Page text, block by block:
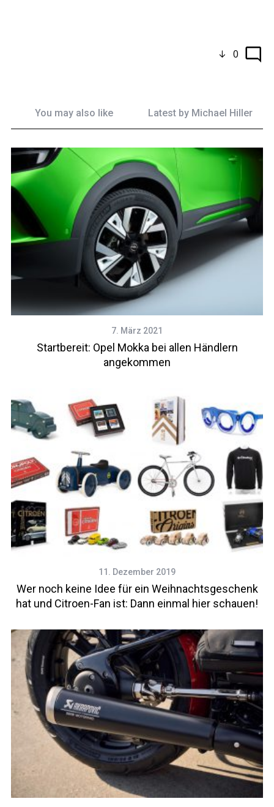
0
You may also like Latest by Michael Hiller
7. März 2021
Startbereit: Opel Mokka bei allen Händlern
angekommen
11. Dezember 2019
Wer noch keine Idee für ein Weihnachtsgeschenk
hat und Citroen-Fan ist: Dann einmal hier schauen!